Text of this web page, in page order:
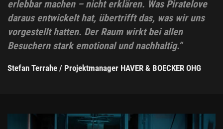
erlebbar machen – nicht erklären. Was Piratelove
daraus entwickelt hat, übertrifft das, was wir uns
vorgestellt hatten. Der Raum wirkt bei allen
Besuchern stark emotional und nachhaltig.“
Stefan Terrahe / Projektmanager HAVER & BOECKER OHG